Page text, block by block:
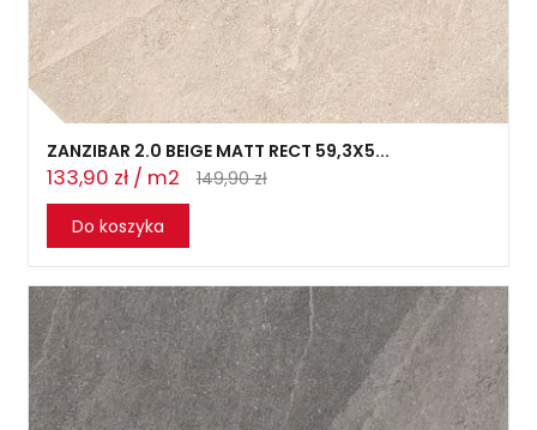
ZANZIBAR 2.0 BEIGE MATT RECT 59,3X5...
133,90 zł / m2
149,90 zł
Do koszyka